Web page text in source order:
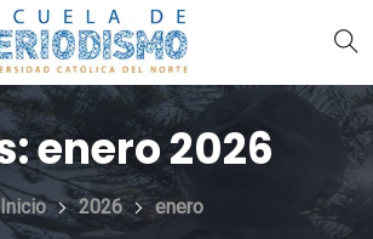
enero 2026
Inicio 2026 enero